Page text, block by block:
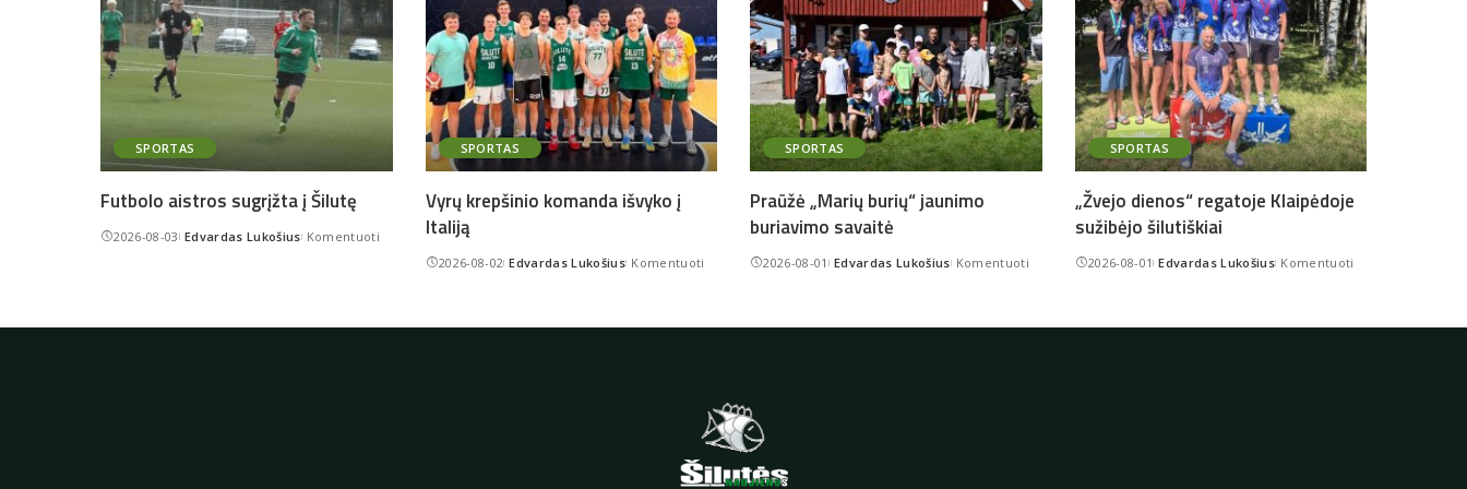
SPORTAS
Futbolo aistros sugrįžta į Šilutę
2026-08-03Posted
Edvardas Lukošius Komentuoti
SPORTAS
Vyrų krepšinio komanda išvyko į
Italiją
2026-08-02Posted
Edvardas Lukošius Komentuoti
SPORTAS
Praūžė „Marių burių“ jaunimo
buriavimo savaitė
2026-08-01 Posted
Edvardas Lukošius Komentuoti
SPORTAS
„Žvejo dienos“ regatoje Klaipėdoje
sužibėjo šilutiškiai
2026-08-01Posted
Edvardas Lukošius Komentuoti